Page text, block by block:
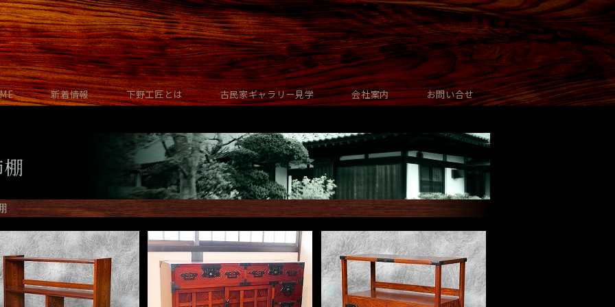
新着情報 下野工匠とは 古民家ギャラリー見学 会社案内 お問い合せ